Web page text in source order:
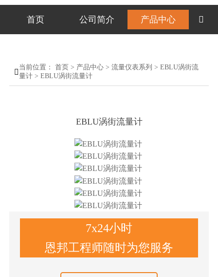
首页 公司简介 产品中心 

当前位置： 首页 > 产品中心> 流量仪表系列 > EBLU涡街流
量计> EBLU涡街流量计
EBLU涡街流量计
7x24小时
恩邦工程师随时为您服务